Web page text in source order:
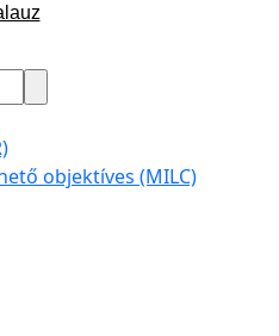
objektíves (MILC)